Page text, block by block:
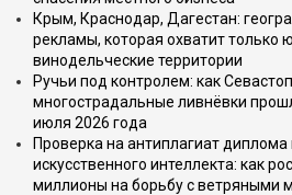
Крым, Краснодар, Дагестан:
рекламы, которая охватит только
винодельческие территории
Ручьи под контролем: как
многострадальные ливнёвки
июля 2026 года
Проверка на антиплагиат диплома
искусственного интеллекта: как
миллионы на борьбу с ветряными